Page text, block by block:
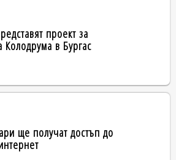
проект за
в Бургас
ще получат достъп до